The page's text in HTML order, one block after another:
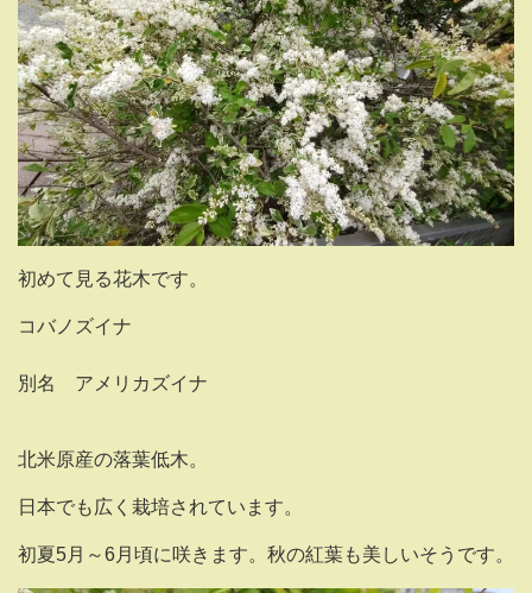
初めて見る花木です。
コバノズイナ
別名 アメリカズイナ
北米原産の落葉低木。
日本でも広く栽培されています。
初夏5月～6月頃に咲きます。秋の紅葉も美しいそうです。